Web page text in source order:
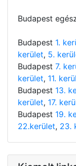
Budapest
Budapest 1.
kerület, 5.
Budapest 7.
kerület, 11.
Budapest 13.
kerület, 17.
Budapest 19.
22.kerület, 23.